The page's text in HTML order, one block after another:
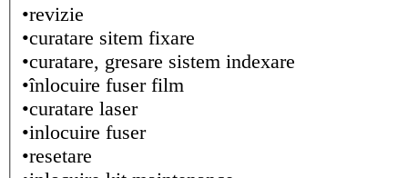
•revizie
•curatare sitem fixare
•curatare, gresare sistem indexare
•înlocuire fuser film
•curatare laser
•inlocuire fuser
•resetare